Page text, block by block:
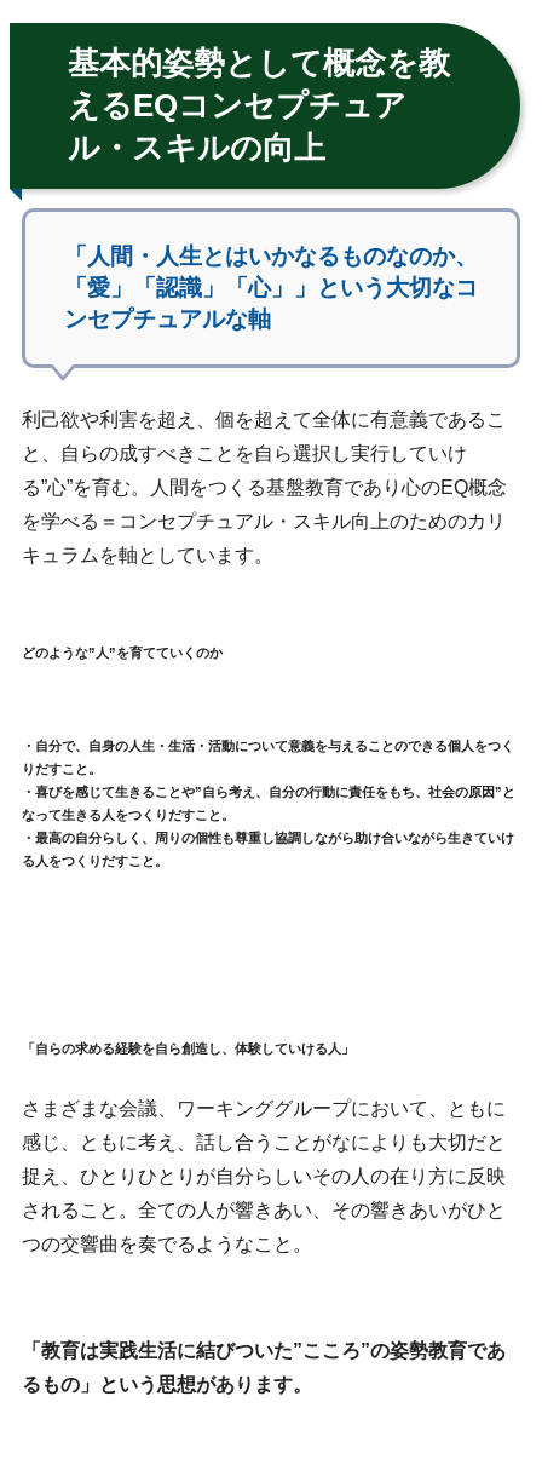
基本的姿勢として概念を教
えるEQコンセプチュア
ル・スキルの向上
「人間・人生とはいかなるものなのか、
「愛」「認識」「心」」という大切なコ
ンセプチュアルな軸
利己欲や利害を超え、個を超えて全体に有意義であるこ
と、自らの成すべきことを自ら選択し実行していけ
る”心”を育む。人間をつくる基盤教育であり心のEQ概念
を学べる＝コンセプチュアル・スキル向上のためのカリ
キュラムを軸としています。
どのような”人”を育てていくのか
・自分で、自身の人生・生活・活動について意義を与えることのできる個人をつく
りだすこと。
・喜びを感じて生きることや”自ら考え、自分の行動に責任をもち、社会の原因”と
なって生きる人をつくりだすこと。
・最高の自分らしく、周りの個性も尊重し協調しながら助け合いながら生きていけ
る人をつくりだすこと。
「自らの求める経験を自ら創造し、体験していける人」
さまざまな会議、ワーキンググループにおいて、ともに
感じ、ともに考え、話し合うことがなによりも大切だと
捉え、ひとりひとりが自分らしいその人の在り方に反映
されること。全ての人が響きあい、その響きあいがひと
つの交響曲を奏でるようなこと。
「教育は実践生活に結びついた”こころ”の姿勢教育であ
るもの」という思想があります。